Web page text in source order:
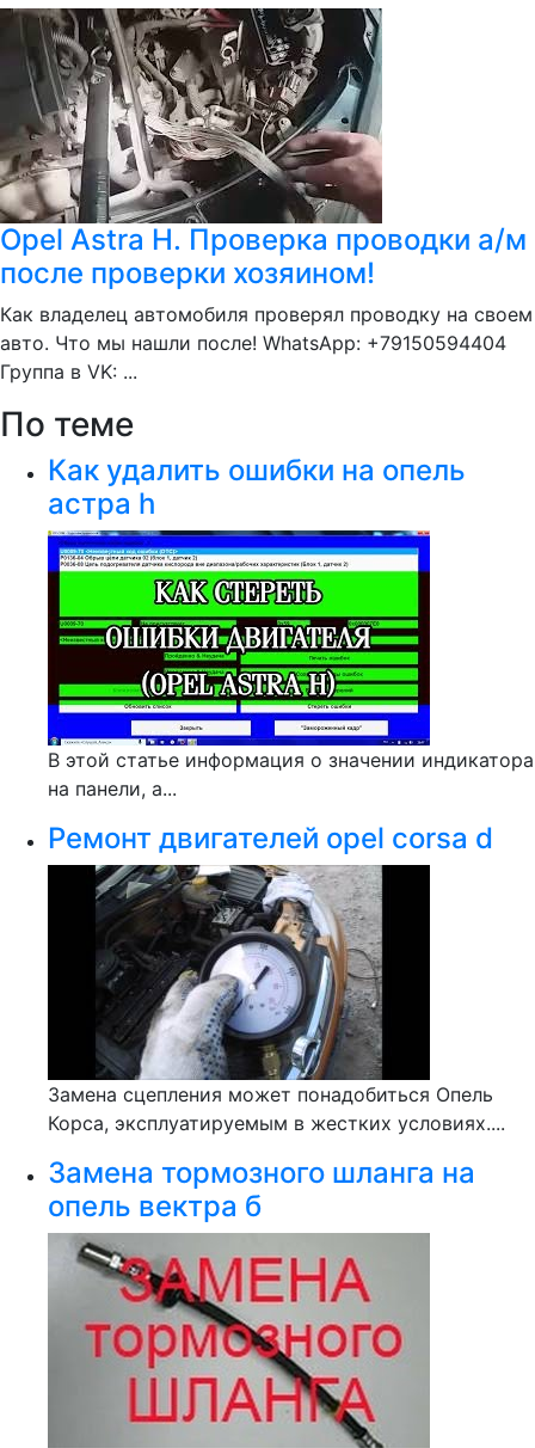
Opel Astra H. Проверка проводки а/м
после проверки хозяином!
Как владелец автомобиля проверял проводку на своем
авто. Что мы нашли после! WhatsApp: +79150594404
Группа в VK: ...
По теме
Как удалить ошибки на опель
астра h
В этой статье информация о значении индикатора
на панели, а...
Ремонт двигателей opel corsa d
Замена сцепления может понадобиться Опель
Корса, эксплуатируемым в жестких условиях....
Замена тормозного шланга на
опель вектра б